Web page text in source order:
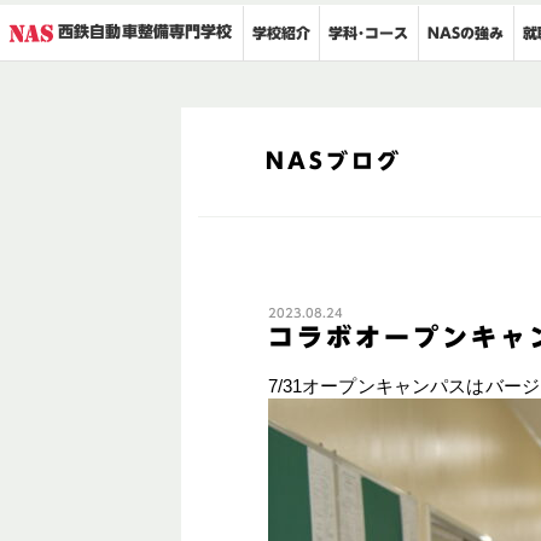
西鉄自動車整備専門学校 学校紹介 学科･コース NASの強み 就
NASブログ
2023.08.24
コラボオープンキャ
7/31オープンキャンパスはバー